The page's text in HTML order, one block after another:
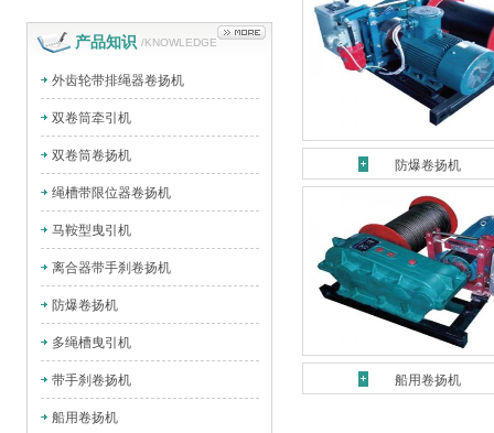
产品知识 /KNOWLEDGE
外齿轮带排绳器卷扬机
双卷筒牵引机
双卷筒卷扬机
绳槽带限位器卷扬机
马鞍型曳引机
离合器带手刹卷扬机
防爆卷扬机
多绳槽曳引机
带手刹卷扬机
船用卷扬机
防爆卷扬机
船用卷扬机